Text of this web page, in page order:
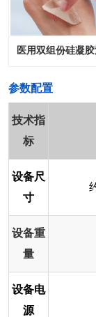
医用双组份硅凝
​参数配置
技术指
标
设备尺
寸
设备重
量
设备电
源